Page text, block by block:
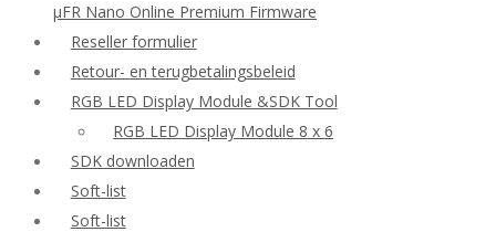
μFR Nano Online Premium Firmware
Reseller formulier
Retour- en terugbetalingsbeleid
RGB LED Display Module &SDK Tool
RGB LED Display Module 8 x 6
SDK downloaden
Soft-list
Soft-list